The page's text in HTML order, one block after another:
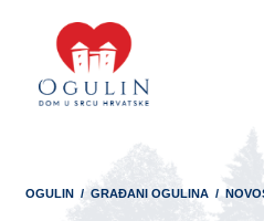
OGULIN / GRAĐANI OGULINA /